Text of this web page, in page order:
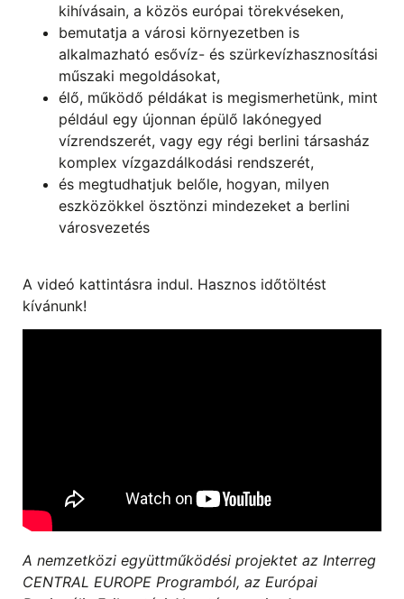
kihívásain, a közös európai törekvéseken,
bemutatja a városi környezetben is
alkalmazható esővíz- és szürkevízhasznosítási
műszaki megoldásokat,
élő, működő példákat is megismerhetünk, mint
például egy újonnan épülő lakónegyed
vízrendszerét, vagy egy régi berlini társasház
komplex vízgazdálkodási rendszerét,
és megtudhatjuk belőle, hogyan, milyen
eszközökkel ösztönzi mindezeket a berlini
városvezetés
A videó kattintásra indul. Hasznos időtöltést
kívánunk!
A nemzetközi együttműködési projektet az Interreg
CENTRAL EUROPE Programból, az Európai